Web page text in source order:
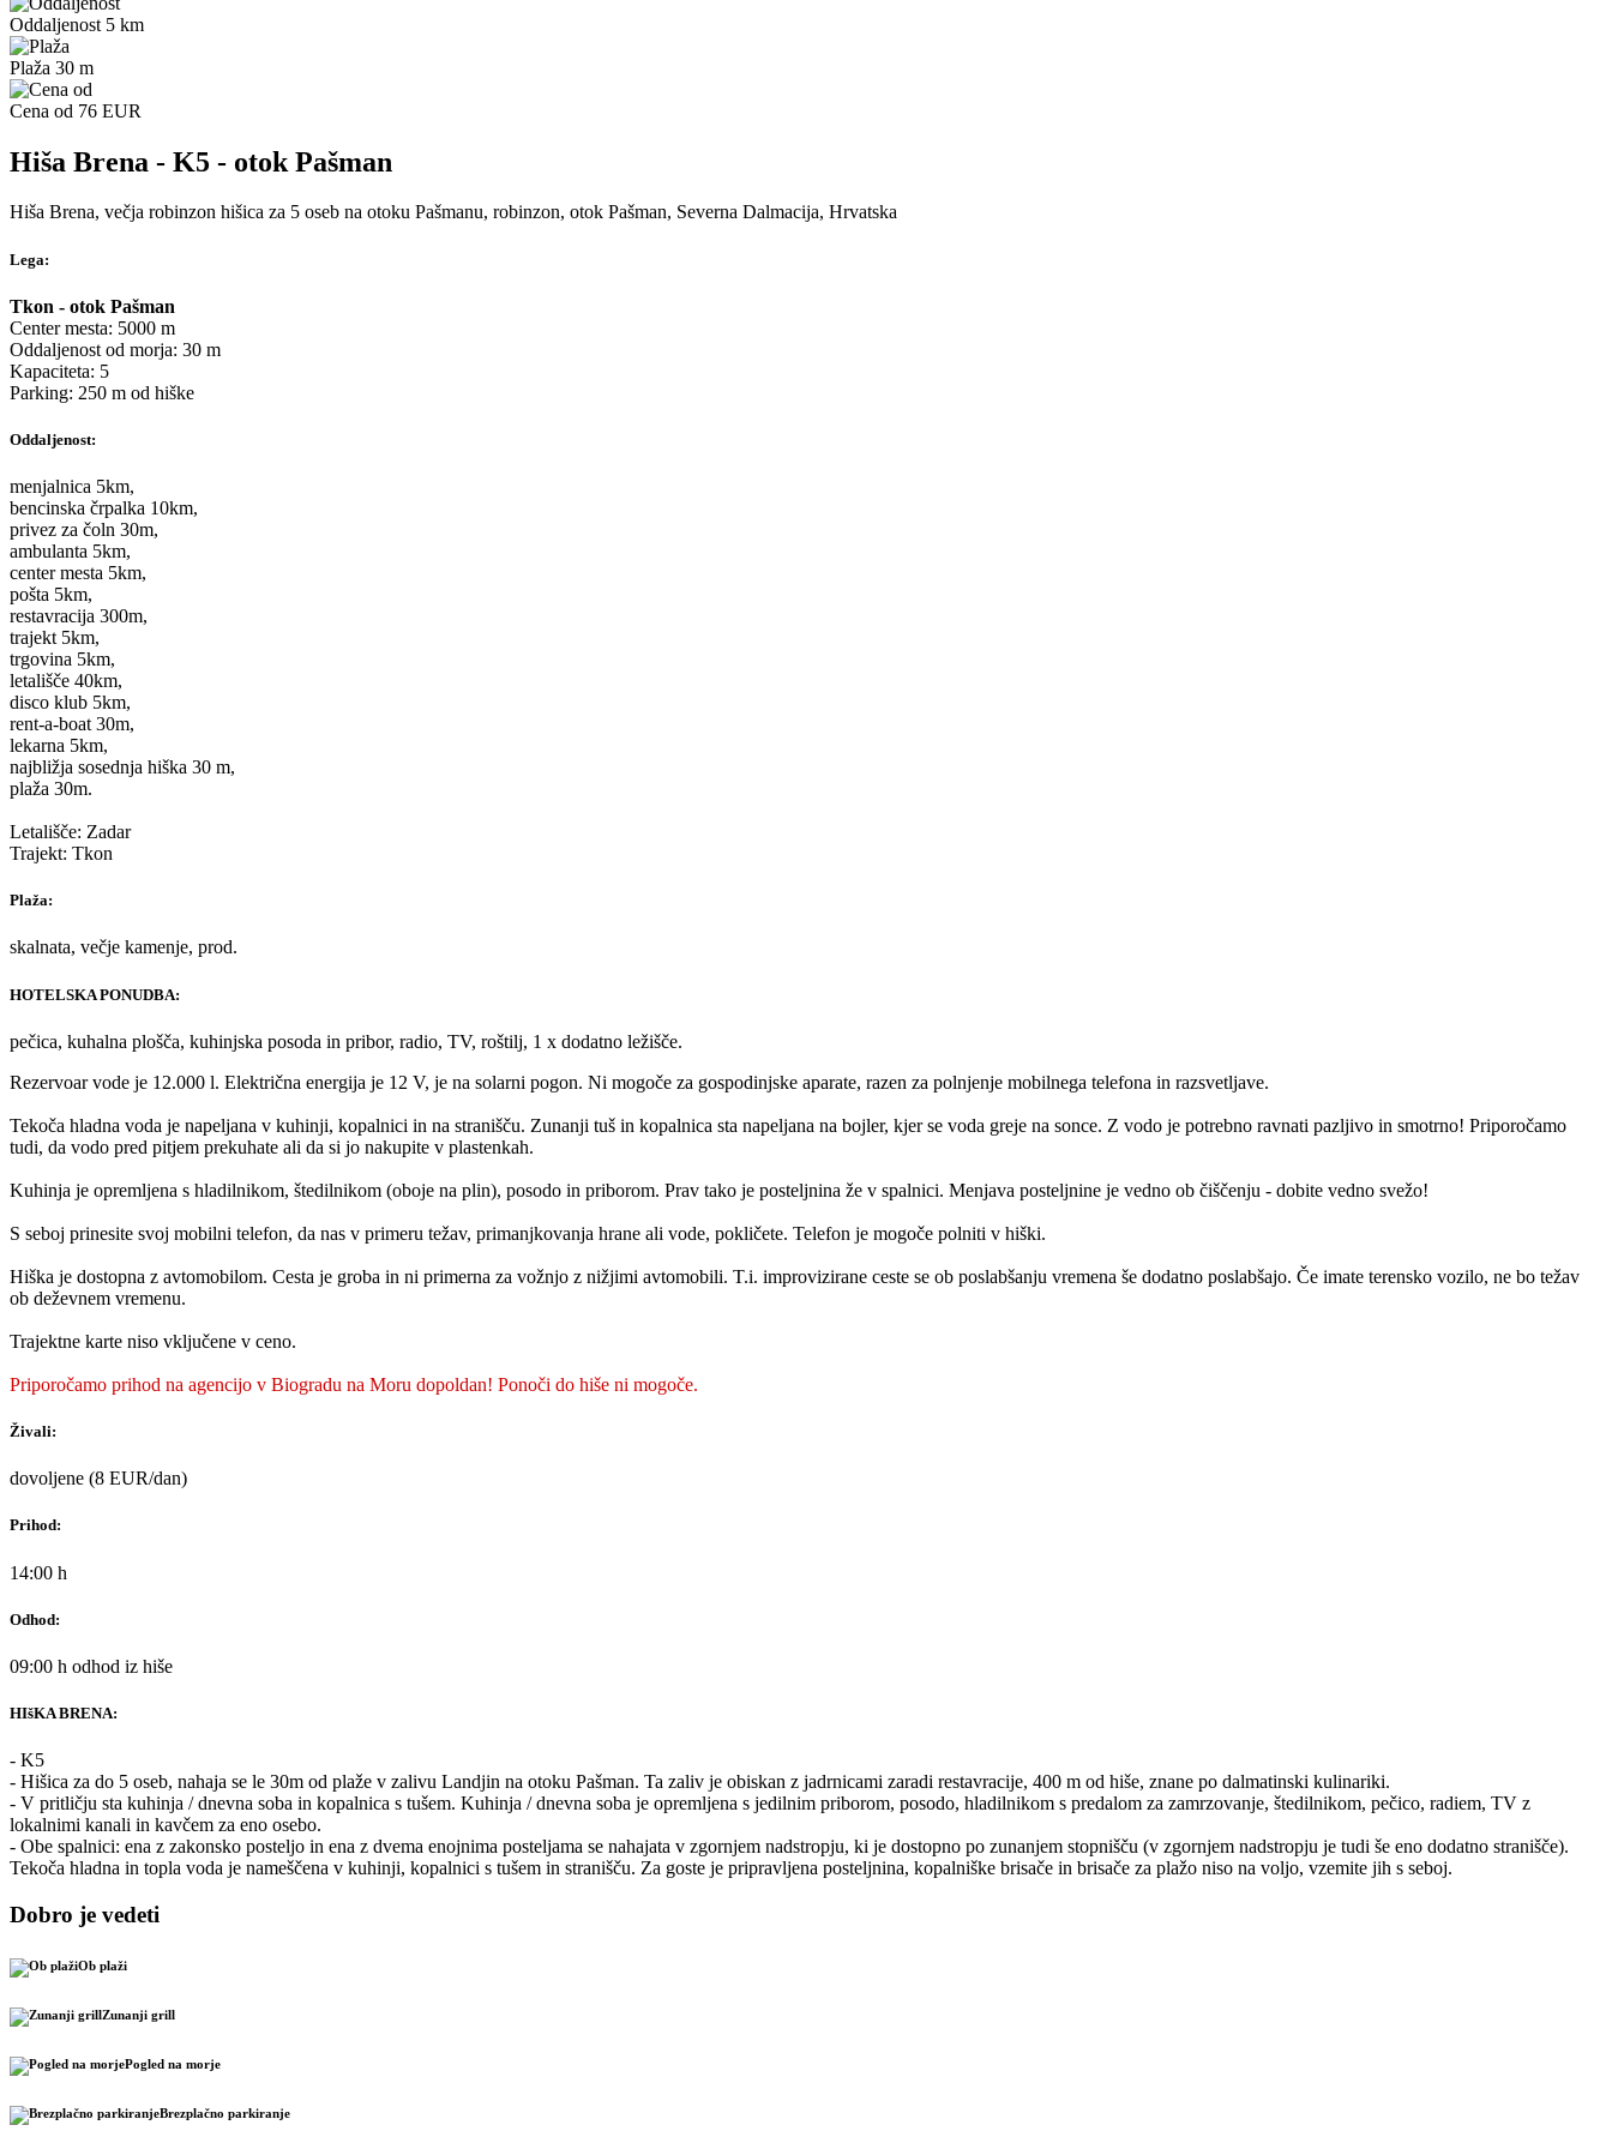
Oddaljenost 5 km
Plaža 30 m
Cena od 76 EUR
Hiša Brena - K5 - otok Pašman
Hiša Brena, večja robinzon hišica za 5 oseb na otoku Pašmanu, robinzon, otok Pašman, Severna Dalmacija, Hrvatska
Lega:
Tkon - otok Pašman
Center mesta: 5000 m
Oddaljenost od morja: 30 m
Kapaciteta: 5
Parking: 250 m od hiške
Oddaljenost:
menjalnica 5km,
bencinska črpalka 10km,
privez za čoln 30m,
ambulanta 5km,
center mesta 5km,
pošta 5km,
restavracija 300m,
trajekt 5km,
trgovina 5km,
letališče 40km,
disco klub 5km,
rent-a-boat 30m,
lekarna 5km,
najbližja sosednja hiška 30 m,
plaža 30m.
Letališče: Zadar
Trajekt: Tkon
Plaža:
skalnata, večje kamenje, prod.
HOTELSKA PONUDBA:
pečica, kuhalna plošča, kuhinjska posoda in pribor, radio, TV, roštilj, 1 x dodatno ležišče.
Rezervoar vode je 12.000 l. Električna energija je 12 V, je na solarni pogon. Ni mogoče za gospodinjske aparate, razen za polnjenje mobilnega telefona in razsvetljave.
Tekoča hladna voda je napeljana v kuhinji, kopalnici in na stranišču. Zunanji tuš in kopalnica sta napeljana na bojler, kjer se voda greje na sonce. Z vodo je potrebno ravnati pazljivo in smotrno! Priporočamo
tudi, da vodo pred pitjem prekuhate ali da si jo nakupite v plastenkah.
Kuhinja je opremljena s hladilnikom, štedilnikom (oboje na plin), posodo in priborom. Prav tako je posteljnina že v spalnici. Menjava posteljnine je vedno ob čiščenju - dobite vedno svežo!
S seboj prinesite svoj mobilni telefon, da nas v primeru težav, primanjkovanja hrane ali vode, pokličete. Telefon je mogoče polniti v hiški.
Hiška je dostopna z avtomobilom. Cesta je groba in ni primerna za vožnjo z nižjimi avtomobili. T.i. improvizirane ceste se ob poslabšanju vremena še dodatno poslabšajo. Če imate terensko vozilo, ne bo težav
ob deževnem vremenu.
Trajektne karte niso vključene v ceno.
Priporočamo prihod na agencijo v Biogradu na Moru dopoldan! Ponoči do hiše ni mogoče.
Živali:
dovoljene (8 EUR/dan)
Prihod:
14:00 h
Odhod:
09:00 h odhod iz hiše
HIšKA BRENA:
- K5
- Hišica za do 5 oseb, nahaja se le 30m od plaže v zalivu Landjin na otoku Pašman. Ta zaliv je obiskan z jadrnicami zaradi restavracije, 400 m od hiše, znane po dalmatinski kulinariki.
- V pritličju sta kuhinja / dnevna soba in kopalnica s tušem. Kuhinja / dnevna soba je opremljena s jedilnim priborom, posodo, hladilnikom s predalom za zamrzovanje, štedilnikom, pečico, radiem, TV z
lokalnimi kanali in kavčem za eno osebo.
- Obe spalnici: ena z zakonsko posteljo in ena z dvema enojnima posteljama se nahajata v zgornjem nadstropju, ki je dostopno po zunanjem stopnišču (v zgornjem nadstropju je tudi še eno dodatno stranišče).
Tekoča hladna in topla voda je nameščena v kuhinji, kopalnici s tušem in stranišču. Za goste je pripravljena posteljnina, kopalniške brisače in brisače za plažo niso na voljo, vzemite jih s seboj.
Dobro je vedeti
Ob plaži
Zunanji grill
Pogled na morje
Brezplačno parkiranje